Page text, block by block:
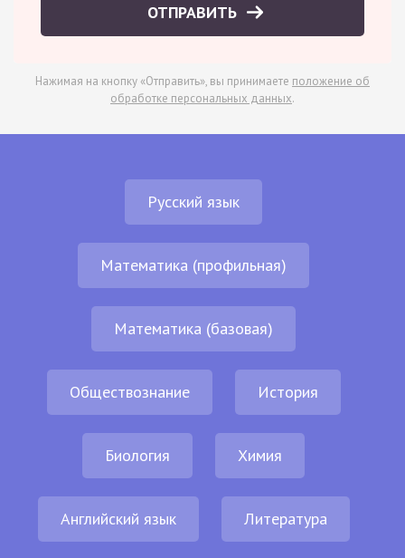
ОТПРАВИТЬ
Нажимая на кнопку «Отправить», вы принимаете положение об
обработке персональных данных.
Русский язык
Математика (профильная)
Математика (базовая)
Обществознание История
Биология Химия
Английский язык Литература